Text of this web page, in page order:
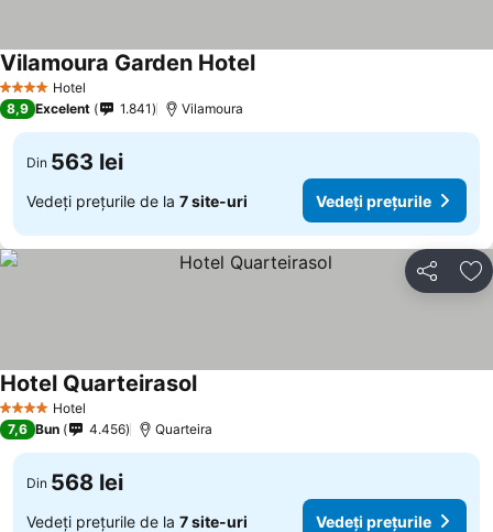
4 Stele Hotel
Vilamoura Garden Hotel
8,9 Excelent 1.841 Vilamoura
Din 563 lei
Vedeți prețurile de la 7 site-uri Vedeți prețurile
Distribuiți
4 Stele Hotel
Hotel Quarteirasol
7,6 Bun 4.456 Quarteira
Din 568 lei
Vedeți prețurile de la 7 site-uri Vedeți prețurile